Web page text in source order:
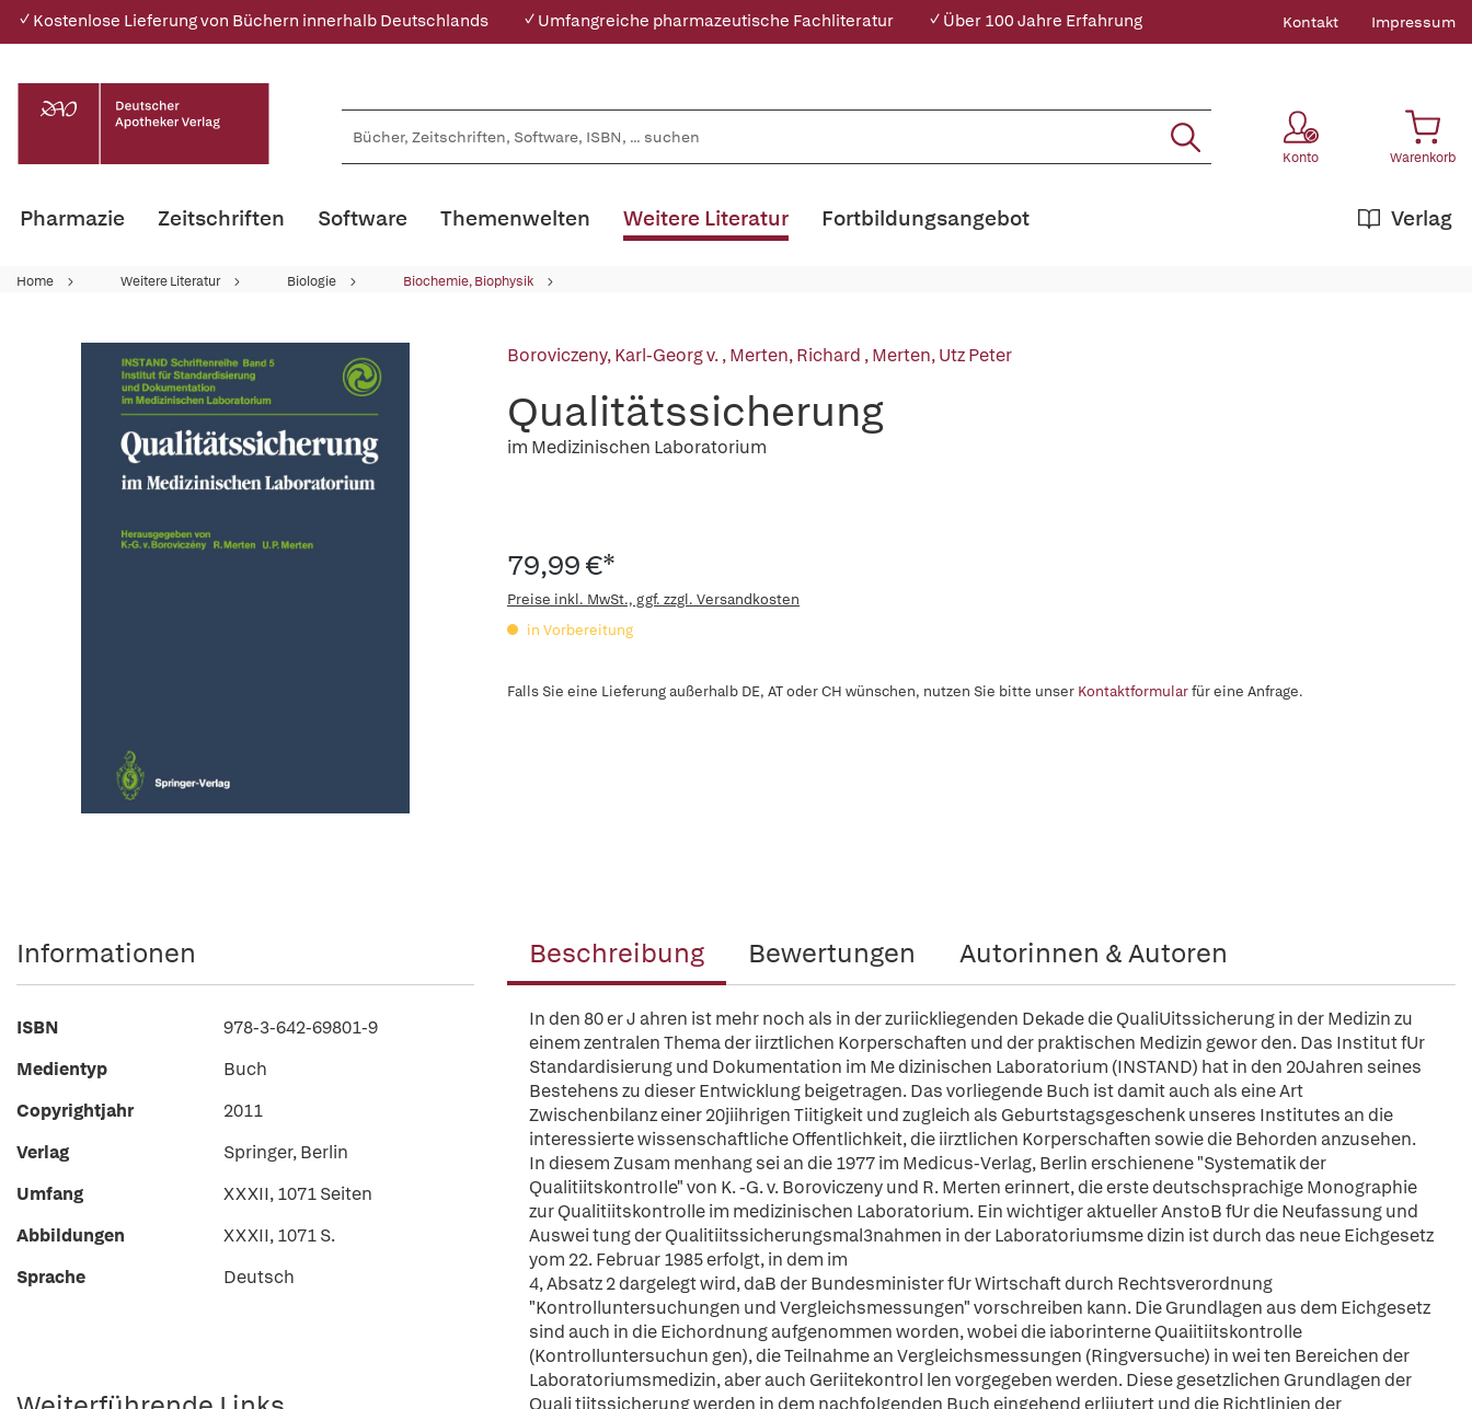
✓ Kostenlose Lieferung von Büchern innerhalb Deutschlands ✓ Umfangreiche pharmazeutische Fachliteratur ✓ Über 100 Jahre Erfahrung Kontakt Impressum
Konto Warenkorb
Pharmazie Zeitschriften Software Themenwelten Weitere Literatur Verlag
Fortbildungsangebot
Home Weitere Literatur Biologie Biochemie, Biophysik
Boroviczeny, Karl-Georg v.,Merten, Richard ,Merten, Utz Peter
Qualitätssicherung
im Medizinischen Laboratorium
79,99 €*
Preise inkl. MwSt., ggf. zzgl. Versandkosten
in Vorbereitung
Falls Sie eine Lieferung außerhalb DE, AT oder CH wünschen, nutzen Sie bitte unser Kontaktformularfür eine Anfrage.
Beschreibung Bewertungen Autorinnen & Autoren
In den 80 er J ahren ist mehr noch als in der zuriickliegenden Dekade die QualiUitssicherung in der Medizin zu
einem zentralen Thema der iirztlichen Korperschaften und der praktischen Medizin gewor den. Das Institut fUr
Standardisierung und Dokumentation im Me dizinischen Laboratorium (INSTAND) hat in den 20Jahren seines
Bestehens zu dieser Entwicklung beigetragen. Das vorliegende Buch ist damit auch als eine Art
Zwischenbilanz einer 20jiihrigen Tiitigkeit und zugleich als Geburtstagsgeschenk unseres Institutes an die
interessierte wissenschaftliche Offentlichkeit, die iirztlichen Korperschaften sowie die Behorden anzusehen.
In diesem Zusam menhang sei an die 1977 im Medicus-Verlag, Berlin erschienene "Systematik der
QualitiitskontroIle" von K. -G. v. Boroviczeny und R. Merten erinnert, die erste deutschsprachige Monographie
zur Qualitiitskontrolle im medizinischen Laboratorium. Ein wichtiger aktueller AnstoB fUr die Neufassung und
Auswei tung der Qualitiitssicherungsmal3nahmen in der Laboratoriumsme dizin ist durch das neue Eichgesetz
yom 22. Februar 1985 erfolgt, in dem im
4, Absatz 2 dargelegt wird, daB der Bundesminister fUr Wirtschaft durch Rechtsverordnung
"Kontrolluntersuchungen und Vergleichsmessungen" vorschreiben kann. Die Grundlagen aus dem Eichgesetz
sind auch in die Eichordnung aufgenommen worden, wobei die iaborinterne Quaiitiitskontrolle
(Kontrolluntersuchun gen), die Teilnahme an Vergleichsmessungen (Ringversuche) in wei ten Bereichen der
Laboratoriumsmedizin, aber auch Geriitekontrol len vorgegeben werden. Diese gesetzlichen Grundlagen der
Quali tiitssicherung werden in dem nachfolgenden Buch eingehend erliiutert und die Richtlinien der
Informationen
ISBN
978-3-642-69801-9
Medientyp
Buch
Copyrightjahr
2011
Verlag
Springer, Berlin
Umfang
XXXII, 1071 Seiten
Abbildungen
XXXII, 1071 S.
Sprache
Deutsch